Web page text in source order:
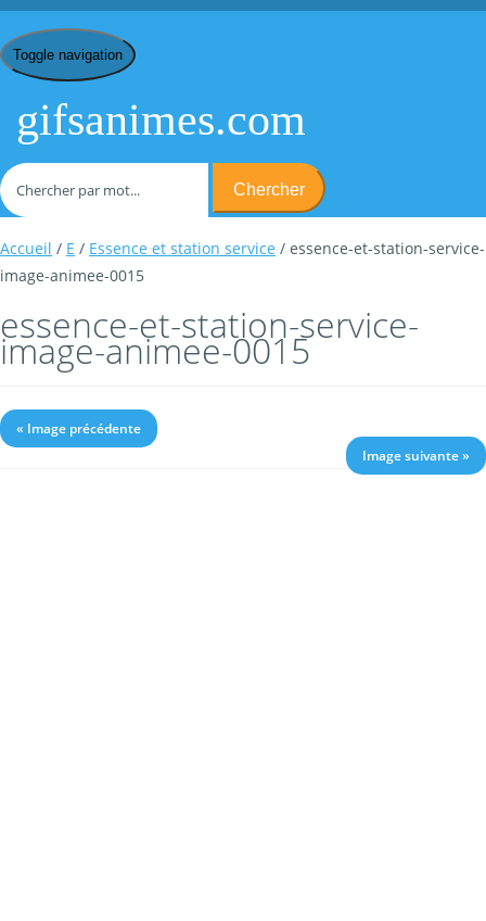
Toggle navigation
gifsanimes.com
Chercher
Accueil / E / Essence et station service / essence-et-station-service-
image-animee-0015
essence-et-station-service-
image-animee-0015
« Image précédente
Image suivante »